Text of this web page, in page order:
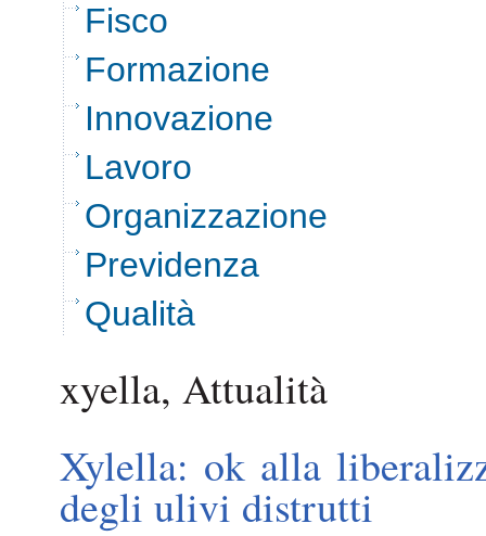
Fisco
Formazione
Innovazione
Lavoro
Organizzazione
Previdenza
Qualità
xyella, Attualità
Xylella: ok alla
degli ulivi distrutti